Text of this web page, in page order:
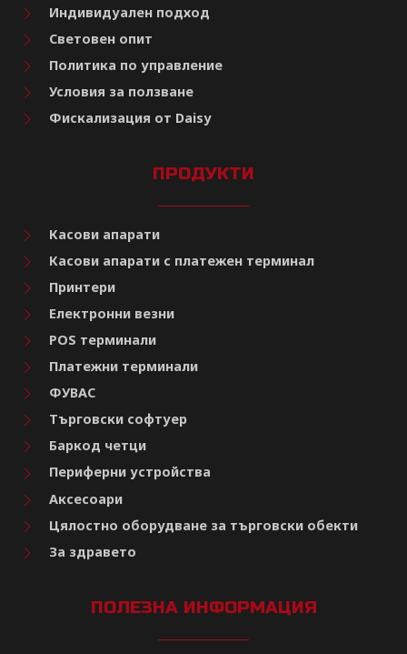
Индивидуален подход
Световен опит
Политика по управление
Условия за ползване
Фискализация от Daisy
ПРОДУКТИ
Касови апарати
Касови апарати с платежен терминал
Принтери
Електронни везни
POS терминали
Платежни терминали
ФУВАС
Търговски софтуер
Баркод четци
Периферни устройства
Аксесоари
Цялостно оборудване за търговски обекти
За здравето
ПОЛЕЗНА ИНФОРМАЦИЯ